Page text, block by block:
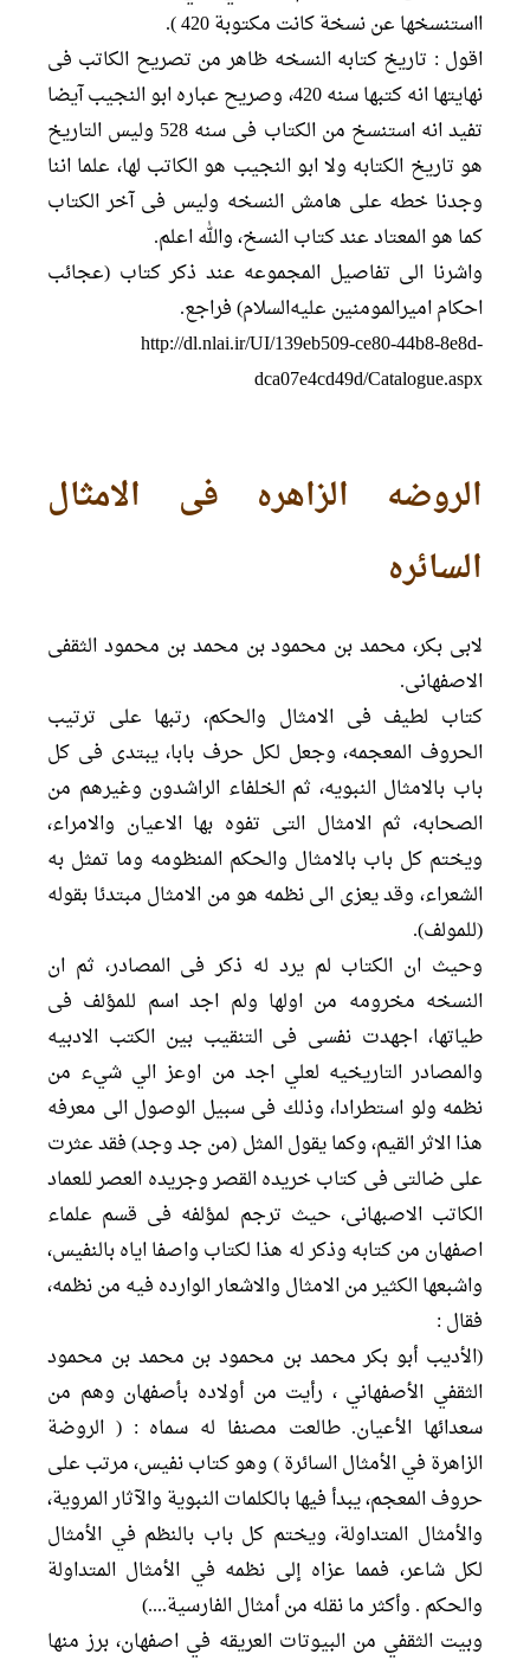
ااستنسخها عن نسخة كانت مكتوبة 420 ).
اقول : تاریخ کتابه النسخه ظاهر من تصریح الکاتب فی
نهایتها انه کتبها سنه 420، وصریح عباره ابو النجیب آیضا
تفید انه استنسخ من الکتاب فی سنه 528 ولیس التاریخ
هو تاریخ الکتابه ولا ابو النجیب هو الکاتب لها، علما اننا
وجدنا خطه علی هامش النسخه ولیس فی آخر الکتاب
کما هو المعتاد عند کتاب النسخ، والله اعلم.
واشرنا الی تفاصیل المجموعه عند ذکر کتاب (عجائب
احکام امیرالمومنین علیه‌السلام) فراجع.
http://dl.nlai.ir/UI/139eb509-ce80-44b8-8e8d-
dca07e4cd49d/Catalogue.aspx
الروضه الزاهره فی الامثال
السائره
لابی بکر، محمد بن محمود بن محمد بن محمود الثقفی
الاصفهانی.
کتاب لطیف فی الامثال والحکم، رتبها علی ترتیب
الحروف المعجمه، وجعل لکل حرف بابا، یبتدی فی کل
باب بالامثال النبویه، ثم الخلفاء الراشدون وغیرهم من
الصحابه، ثم الامثال التی تفوه بها الاعیان والامراء،
ویختم کل باب بالامثال والحکم المنظومه وما تمثل به
الشعراء، وقد یعزی الی نظمه هو من الامثال مبتدئا بقوله
(للمولف).
وحیث ان الکتاب لم یرد له ذکر فی المصادر، ثم ان
النسخه مخرومه من اولها ولم اجد اسم للمؤلف فی
طیاتها، اجهدت نفسی فی التنقیب بین الکتب الادبیه
والمصادر التاریخیه لعلي اجد من اوعز الي شيء من
نظمه ولو استطرادا، وذلك فی سبیل الوصول الی معرفه
هذا الاثر القیم، وکما یقول المثل (من جد وجد) فقد عثرت
علی ضالتی فی کتاب خریده القصر وجریده العصر للعماد
الکاتب الاصبهانی، حيث ترجم لمؤلفه فی قسم علماء
اصفهان من کتابه وذکر له هذا لکتاب واصفا ایاه بالنفیس،
واشبعها الكثير من الامثال والاشعار الوارده فيه من نظمه،
فقال :
(الأديب أبو بكر محمد بن محمود بن محمد بن محمود
الثقفي الأصفهاني ، رأيت من أولاده بأصفهان وهم من
سعدائها الأعيان. طالعت مصنفا له سماه : ( الروضة
الزاهرة في الأمثال السائرة ) وهو كتاب نفيس، مرتب على
حروف المعجم، يبدأ فيها بالكلمات النبوية والآثار المروية،
والأمثال المتداولة، ويختم كل باب بالنظم في الأمثال
لكل شاعر، فمما عزاه إلى نظمه في الأمثال المتداولة
والحكم . وأكثر ما نقله من أمثال الفارسية....)
وبيت الثقفي من البيوتات العريقه في اصفهان، برز منها